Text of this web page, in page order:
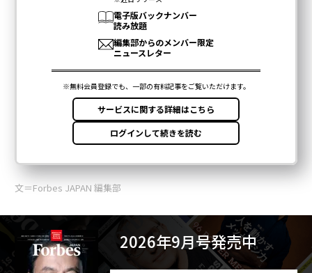
文＝Forbes JAPAN 編集部
2026年9月号発売中